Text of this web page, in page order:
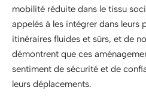
mobilité réduite dans le tissu
appelés à les intégrer dans leurs
itinéraires fluides et sûrs, et de
démontrent que ces
sentiment de sécurité et de
leurs déplacements.